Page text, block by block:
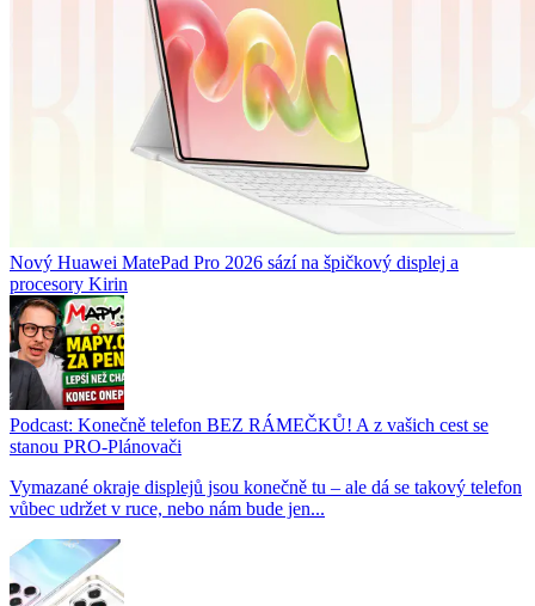
Nový Huawei MatePad Pro 2026 sází na špičkový displej a
procesory Kirin
Podcast: Konečně telefon BEZ RÁMEČKŮ! A z vašich cest se
stanou PRO-Plánovači
Vymazané okraje displejů jsou konečně tu – ale dá se takový telefon
vůbec udržet v ruce, nebo nám bude jen...